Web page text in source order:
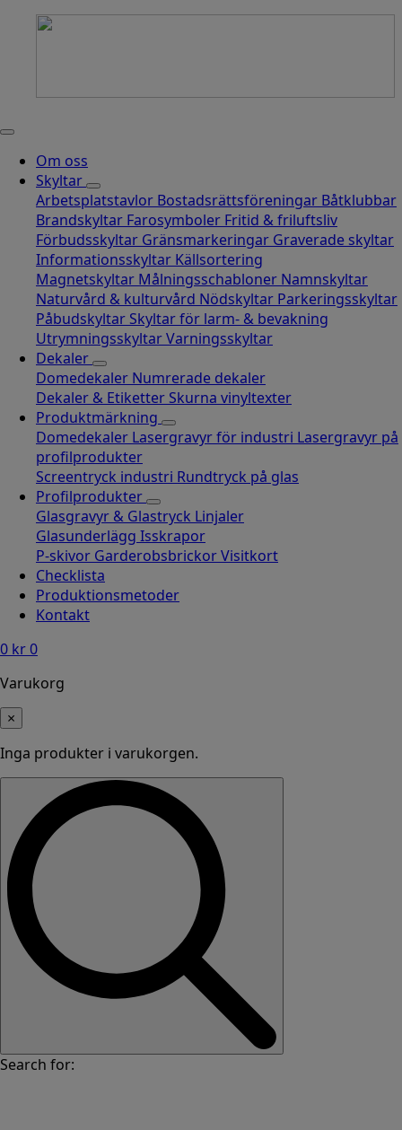
Om oss
Skyltar
Arbetsplatstavlor Bostadsrättsföreningar Båtklubbar
Brandskyltar Farosymboler Fritid & friluftsliv
Förbudsskyltar Gränsmarkeringar Graverade skyltar
Informationsskyltar Källsortering
Magnetskyltar Målningsschabloner Namnskyltar
Naturvård & kulturvård Nödskyltar Parkeringsskyltar
Påbudskyltar Skyltar för larm- & bevakning
UtrymningsskyltarVarningsskyltar
Dekaler
Domedekaler Numrerade dekaler
Dekaler & Etiketter Skurna vinyltexter
Produktmärkning
Domedekaler Lasergravyr för industri Lasergravyr på
profilprodukter
Screentryck industri Rundtryck på glas
Profilprodukter
Glasgravyr & Glastryck Linjaler
Glasunderlägg Isskrapor
P-skivor GarderobsbrickorVisitkort
Checklista
Produktionsmetoder
Kontakt
0 kr0
Varukorg
×
Inga produkter i varukorgen.
Search for: